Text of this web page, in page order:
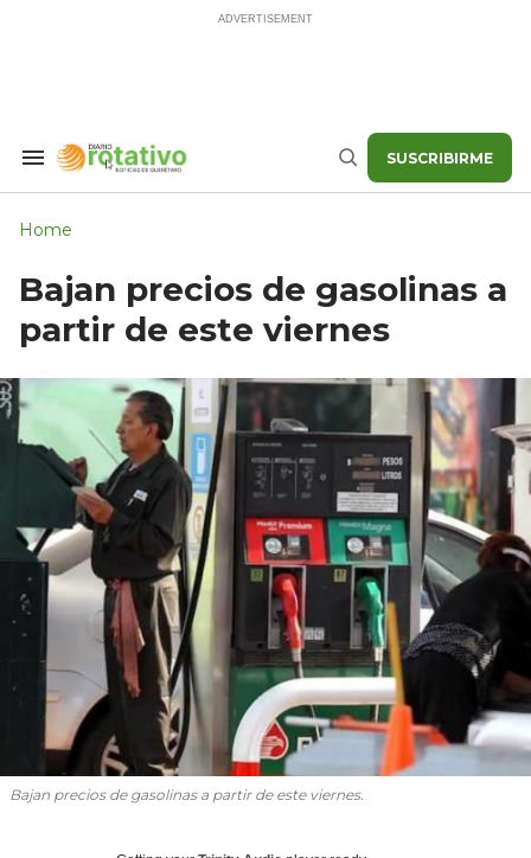
Search
Buscar SUSCRIBIRME
Home
Bajan precios de gasolinas a
partir de este viernes
Bajan precios de gasolinas a partir de este viernes.